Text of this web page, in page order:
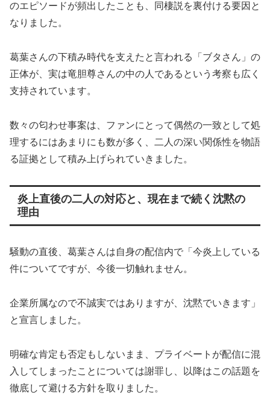
のエピソードが頻出したことも、同棲説を裏付ける要因と
なりました。
葛葉さんの下積み時代を支えたと言われる「ブタさん」の
正体が、実は竜胆尊さんの中の人であるという考察も広く
支持されています。
数々の匂わせ事案は、ファンにとって偶然の一致として処
理するにはあまりにも数が多く、二人の深い関係性を物語
る証拠として積み上げられていきました。
炎上直後の二人の対応と、現在まで続く沈黙の
理由
騒動の直後、葛葉さんは自身の配信内で「今炎上している
件についてですが、今後一切触れません。
企業所属なので不誠実ではありますが、沈黙でいきます」
と宣言しました。
明確な肯定も否定もしないまま、プライベートが配信に混
入してしまったことについては謝罪し、以降はこの話題を
徹底して避ける方針を取りました。